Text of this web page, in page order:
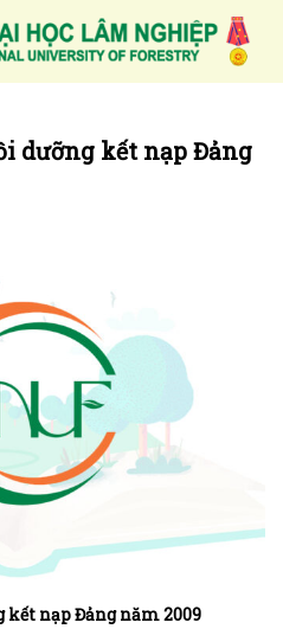
dưỡng kết nạp Đảng
kết nạp Đảng năm 2009